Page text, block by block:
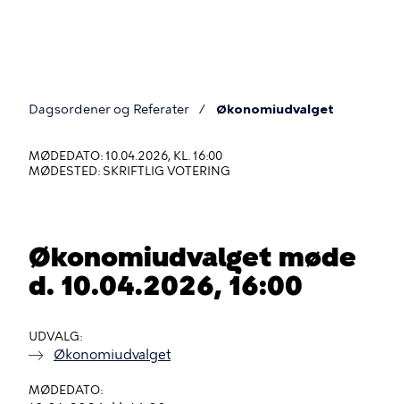
er
her
Dagsordener og Referater Økonomiudvalget
MØDEDATO: 10.04.2026, KL. 16:00
MØDESTED: SKRIFTLIG VOTERING
Økonomiudvalget møde
d. 10.04.2026, 16:00
UDVALG
Økonomiudvalget
MØDEDATO